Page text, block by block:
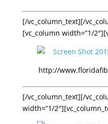
[/vc_column_text][/
[vc_column width=”1/
http://
[/vc_column_text][/
width=”1/